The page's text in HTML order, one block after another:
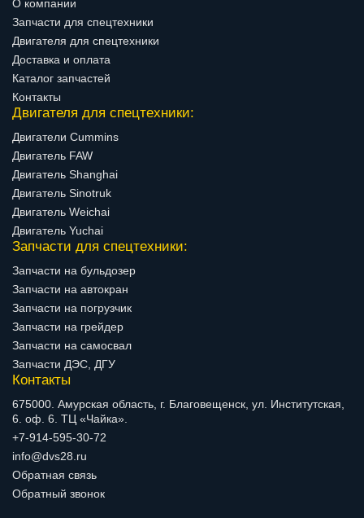
О компании
Запчасти для спецтехники
Двигателя для спецтехники
Доставка и оплата
Каталог запчастей
Контакты
Двигателя для спецтехники:
Двигатели Cummins
Двигатель FAW
Двигатель Shanghai
Двигатель Sinotruk
Двигатель Weichai
Двигатель Yuchai
Запчасти для спецтехники:
Запчасти на бульдозер
Запчасти на автокран
Запчасти на погрузчик
Запчасти на грейдер
Запчасти на самосвал
Запчасти ДЭС, ДГУ
Контакты
675000. Амурская область, г. Благовещенск, ул. Институтская,
6. оф. 6. ТЦ «Чайка».
+7-914-595-30-72
info@dvs28.ru
Обратная связь
Обратный звонок